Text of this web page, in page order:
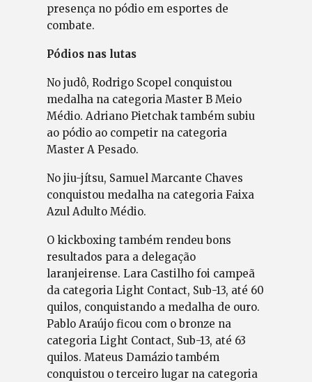
presença no pódio em esportes de
combate.
Pódios nas lutas
No judô, Rodrigo Scopel conquistou
medalha na categoria Master B Meio
Médio. Adriano Pietchak também subiu
ao pódio ao competir na categoria
Master A Pesado.
No jiu-jítsu, Samuel Marcante Chaves
conquistou medalha na categoria Faixa
Azul Adulto Médio.
O kickboxing também rendeu bons
resultados para a delegação
laranjeirense. Lara Castilho foi campeã
da categoria Light Contact, Sub-13, até 60
quilos, conquistando a medalha de ouro.
Pablo Araújo ficou com o bronze na
categoria Light Contact, Sub-13, até 63
quilos. Mateus Damázio também
conquistou o terceiro lugar na categoria